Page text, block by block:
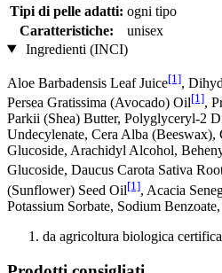
Tipi di pelle adatti: ogni tipo
Caratteristiche:
unisex
Ingredienti (INCI)
Aloe Barbadensis Leaf Juice[1],
Persea Gratissima (Avocado) Oil[1],
Parkii (Shea) Butter, Polyglyceryl-2
Undecylenate, Cera Alba (Beeswax),
Glucoside, Arachidyl Alcohol,
Glucoside, Daucus Carota Sativa
(Sunflower) Seed Oil[1], Acacia
Potassium Sorbate, Sodium
da agricoltura biologica